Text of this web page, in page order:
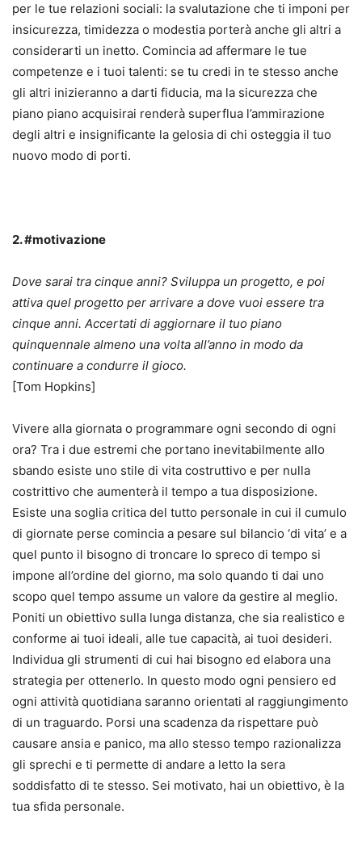
per le tue relazioni sociali: la svalutazione che ti imponi per
insicurezza, timidezza o modestia porterà anche gli altri a
considerarti un inetto. Comincia ad affermare le tue
competenze e i tuoi talenti: se tu credi in te stesso anche
gli altri inizieranno a darti fiducia, ma la sicurezza che
piano piano acquisirai renderà superflua l’ammirazione
degli altri e insignificante la gelosia di chi osteggia il tuo
nuovo modo di porti.
2. #motivazione
Dove sarai tra cinque anni? Sviluppa un progetto, e poi
attiva quel progetto per arrivare a dove vuoi essere tra
cinque anni. Accertati di aggiornare il tuo piano
quinquennale almeno una volta all’anno in modo da
continuare a condurre il gioco.
[Tom Hopkins]
Vivere alla giornata o programmare ogni secondo di ogni
ora? Tra i due estremi che portano inevitabilmente allo
sbando esiste uno stile di vita costruttivo e per nulla
costrittivo che aumenterà il tempo a tua disposizione.
Esiste una soglia critica del tutto personale in cui il cumulo
di giornate perse comincia a pesare sul bilancio ‘di vita’ e a
quel punto il bisogno di troncare lo spreco di tempo si
impone all’ordine del giorno, ma solo quando ti dai uno
scopo quel tempo assume un valore da gestire al meglio.
Poniti un obiettivo sulla lunga distanza, che sia realistico e
conforme ai tuoi ideali, alle tue capacità, ai tuoi desideri.
Individua gli strumenti di cui hai bisogno ed elabora una
strategia per ottenerlo. In questo modo ogni pensiero ed
ogni attività quotidiana saranno orientati al raggiungimento
di un traguardo. Porsi una scadenza da rispettare può
causare ansia e panico, ma allo stesso tempo razionalizza
gli sprechi e ti permette di andare a letto la sera
soddisfatto di te stesso. Sei motivato, hai un obiettivo, è la
tua sfida personale.